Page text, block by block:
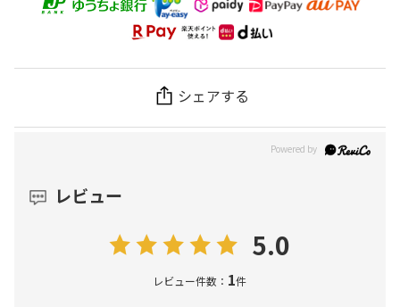
シェアする
レビュー
5.0
レビュー件数： 1件